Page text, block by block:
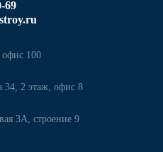
69
100
34, 2 этаж, офис 8
3А, строение 9